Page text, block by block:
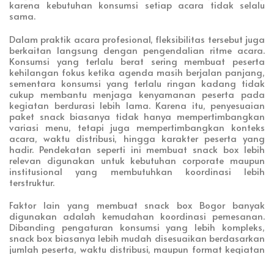
karena kebutuhan konsumsi setiap acara tidak selalu
sama.
Dalam praktik acara profesional, fleksibilitas tersebut juga
berkaitan langsung dengan pengendalian ritme acara.
Konsumsi yang terlalu berat sering membuat peserta
kehilangan fokus ketika agenda masih berjalan panjang,
sementara konsumsi yang terlalu ringan kadang tidak
cukup membantu menjaga kenyamanan peserta pada
kegiatan berdurasi lebih lama. Karena itu, penyesuaian
paket snack biasanya tidak hanya mempertimbangkan
variasi menu, tetapi juga mempertimbangkan konteks
acara, waktu distribusi, hingga karakter peserta yang
hadir. Pendekatan seperti ini membuat snack box lebih
relevan digunakan untuk kebutuhan corporate maupun
institusional yang membutuhkan koordinasi lebih
terstruktur.
Faktor lain yang membuat snack box Bogor banyak
digunakan adalah kemudahan koordinasi pemesanan.
Dibanding pengaturan konsumsi yang lebih kompleks,
snack box biasanya lebih mudah disesuaikan berdasarkan
jumlah peserta, waktu distribusi, maupun format kegiatan